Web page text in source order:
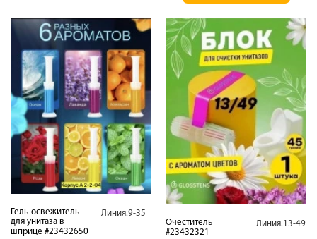
Гель-освежитель
для унитаза в
шприце #23432650
Линия.9-35
Очеститель
#23432321
Линия.13-49